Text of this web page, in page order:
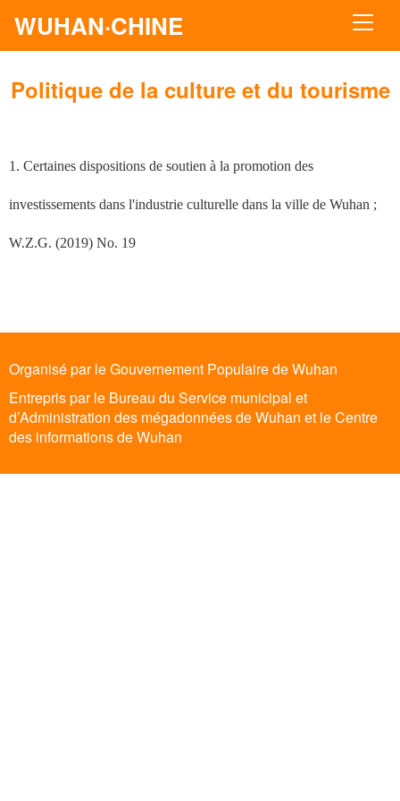
WUHAN·CHINE
Politique de la culture et du tourisme
1. Certaines dispositions de soutien à la promotion des
investissements dans l'industrie culturelle dans la ville de Wuhan ;
W.Z.G. (2019) No. 19
Organisé par le Gouvernement Populaire de Wuhan
Entrepris par le Bureau du Service municipal et
d’Administration des mégadonnées de Wuhan et le Centre
des informations de Wuhan